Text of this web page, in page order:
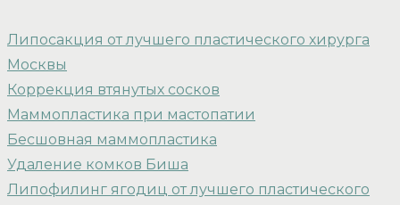
Липосакция от лучшего пластического хирурга
Москвы
Коррекция втянутых сосков
Маммопластика при мастопатии
Бесшовная маммопластика
Удаление комков Биша
Липофилинг ягодиц от лучшего пластического